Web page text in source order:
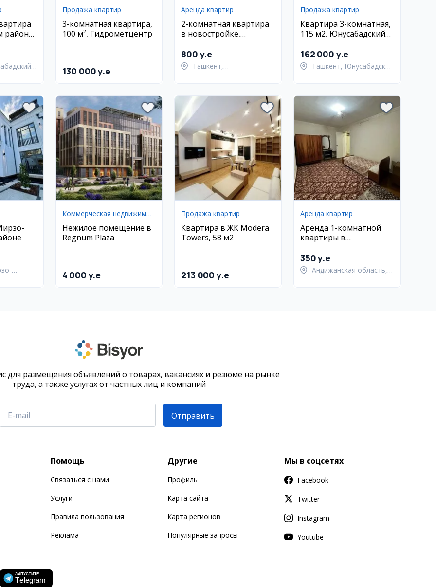
районе,
Продажа квартир
3-комнатная квартира,
100 м², Гидрометцентр
130 000 y.e
Аренда квартир
2-комнатная квартира
в новостройке,
район, Самарканд
Дарвоза
800 y.e
Ташкент,
Продажа квартир
Квартира 3-комнатная,
115 м2, Юнусабадский
162 000 y.e
Ташкент, Юнусабадский
Коммерческая недвижимость
Нежилое помещение в
Regnum Plaza
4 000 y.e
Продажа квартир
Квартира в ЖК Modera
Towers, 58 м2
213 000 y.e
Аренда квартир
Аренда 1-комнатной
квартиры в
350 y.e
Андижанская область,
для размещения объявлений о товарах, вакансиях и резюме на рынке
труда, а также услугах от частных лиц и компаний
Отправить
Помощь
Связаться с нами
Услуги
Правила пользования
Реклама
Другие
Профиль
Карта сайта
Карта регионов
Популярные запросы
Мы в соцсетях
Facebook
Twitter
Instagram
Youtube